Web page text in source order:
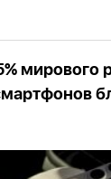
мирового